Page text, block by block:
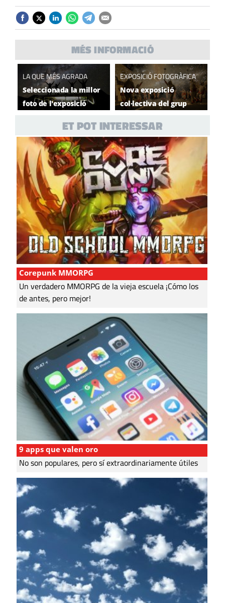
MÉS INFORMACIÓ
LA QUE MÉS AGRADA
Seleccionada la millor
foto de l'exposició
votació popular
EXPOSICIÓ FOTOGRÀFICA
Nova exposició
col·lectiva del grup
ET POT INTERESSAR
Corepunk MMORPG
Un verdadero MMORPG de la vieja escuela ¡Cómo los
de antes, pero mejor!
9 apps que valen oro
No son populares, pero sí extraordinariamente útiles